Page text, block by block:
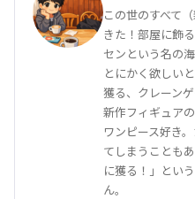
この世のすべて
きた！部屋に飾
センという名の
とにかく欲しい
獲る、クレーン
新作フィギュア
ワンピース好き
てしまうことも
に獲る！」とい
ん。